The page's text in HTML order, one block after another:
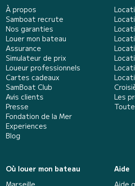
À propos
Samboat recrute
Nos garanties
Louer mon bateau
Assurance
Simulateur de prix
Loueur professionnels
Cartes cadeaux
SamBoat Club
Avis clients
Presse
Fondation de la Mer
Experiences
Blog
Les
Où louer mon bateau
Aide